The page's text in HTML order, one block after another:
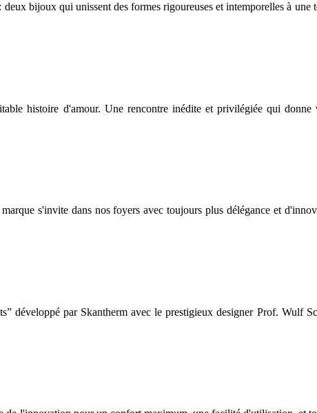
bijoux qui unissent des formes rigoureuses et intemporelles à
histoire d'amour. Une rencontre inédite et privilégiée qui
s'invite dans nos foyers avec toujours plus délégance et
développé par Skantherm avec le prestigieux designer Prof. Wulf